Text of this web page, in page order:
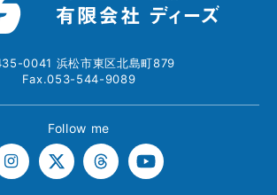
0041 浜松市東区北島町879
Fax.053-544-9089
Follow me